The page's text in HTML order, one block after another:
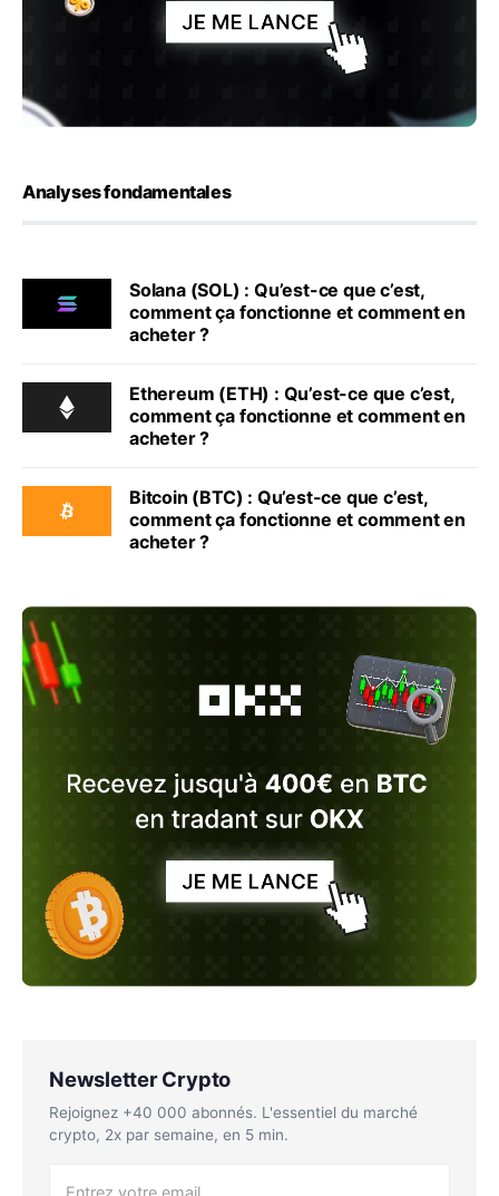
Analyses fondamentales
Solana (SOL) : Qu’est-ce que c’est,
comment ça fonctionne et comment en
acheter ?
Ethereum (ETH) : Qu’est-ce que c’est,
comment ça fonctionne et comment en
acheter ?
Bitcoin (BTC) : Qu’est-ce que c’est,
comment ça fonctionne et comment en
acheter ?
Newsletter Crypto
Rejoignez +40 000 abonnés. L'essentiel du marché
crypto, 2x par semaine, en 5 min.